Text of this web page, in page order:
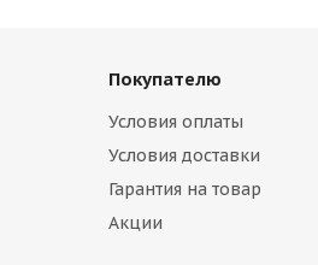
Покупателю
Условия оплаты
Условия доставки
Гарантия на товар
Акции